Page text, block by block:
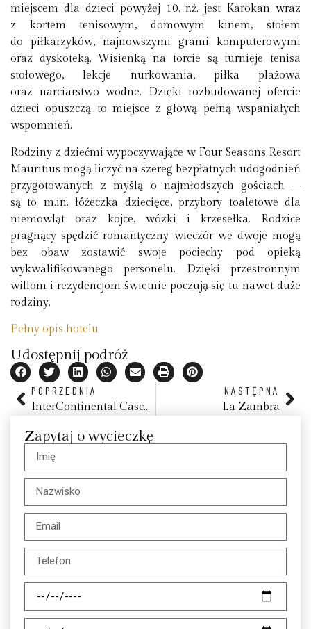
miejscem dla dzieci powyżej 10. r.ż. jest Karokan wraz
z kortem tenisowym, domowym kinem, stołem
do piłkarzyków, najnowszymi grami komputerowymi
oraz dyskoteką. Wisienką na torcie są turnieje tenisa
stołowego, lekcje nurkowania, piłka plażowa
oraz narciarstwo wodne. Dzięki rozbudowanej ofercie
dzieci opuszczą to miejsce z głową pełną wspaniałych
wspomnień.
Rodziny z dziećmi wypoczywające w Four Seasons Resort
Mauritius mogą liczyć na szereg bezpłatnych udogodnień
przygotowanych z myślą o najmłodszych gościach –
są to m.in. łóżeczka dziecięce, przybory toaletowe dla
niemowląt oraz kojce, wózki i krzesełka. Rodzice
pragnący spędzić romantyczny wieczór we dwoje mogą
bez obaw zostawić swoje pociechy pod opieką
wykwalifikowanego personelu. Dzięki przestronnym
willom i rezydencjom świetnie poczują się tu nawet duże
rodziny.
Pełny opis hotelu
Udostępnij podróż
POPRZEDNIA
InterContinental Cascais Estoril
NASTĘPNA
La Zambra
Zapytaj o wycieczkę